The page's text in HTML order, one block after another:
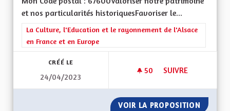
et nos particularités historiquesFavoriser le...
Filtrer les résultats de la catégorie : La Culture, l'Education et
La Culture, l'Education et le rayonnement de l'Alsace
en France et en Europe
CRÉÉ LE
24/04/2023
50 50 ABONNÉS
SUIVRE
VOIR LA PROPOSITION